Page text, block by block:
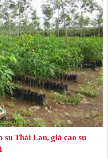
su Thái Lan, giá cao su